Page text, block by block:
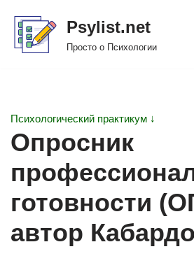
Перейти
Psylist.net
Просто о Психологии
Психологический практикум ↓
Опросник
готовности
автор